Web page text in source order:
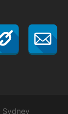
Sydney